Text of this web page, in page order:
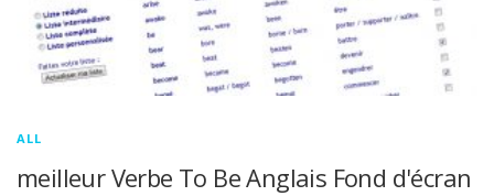
ALL
meilleur Verbe To Be Anglais Fond d'écran